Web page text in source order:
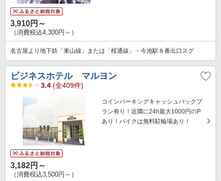
3,910円～
（消費税込4,300円～）
名古屋より地下鉄「東山線」または「桜通線」・今池駅８番出口スグ
ビジネスホテル マルヨン
3.4 (全409件)
コインパーキングキャッシュバックプ
ラン有り！近隣に24h最大1000円のP
あり！バイクは無料駐輪場あり！
3,182円～
（消費税込3,500円～）